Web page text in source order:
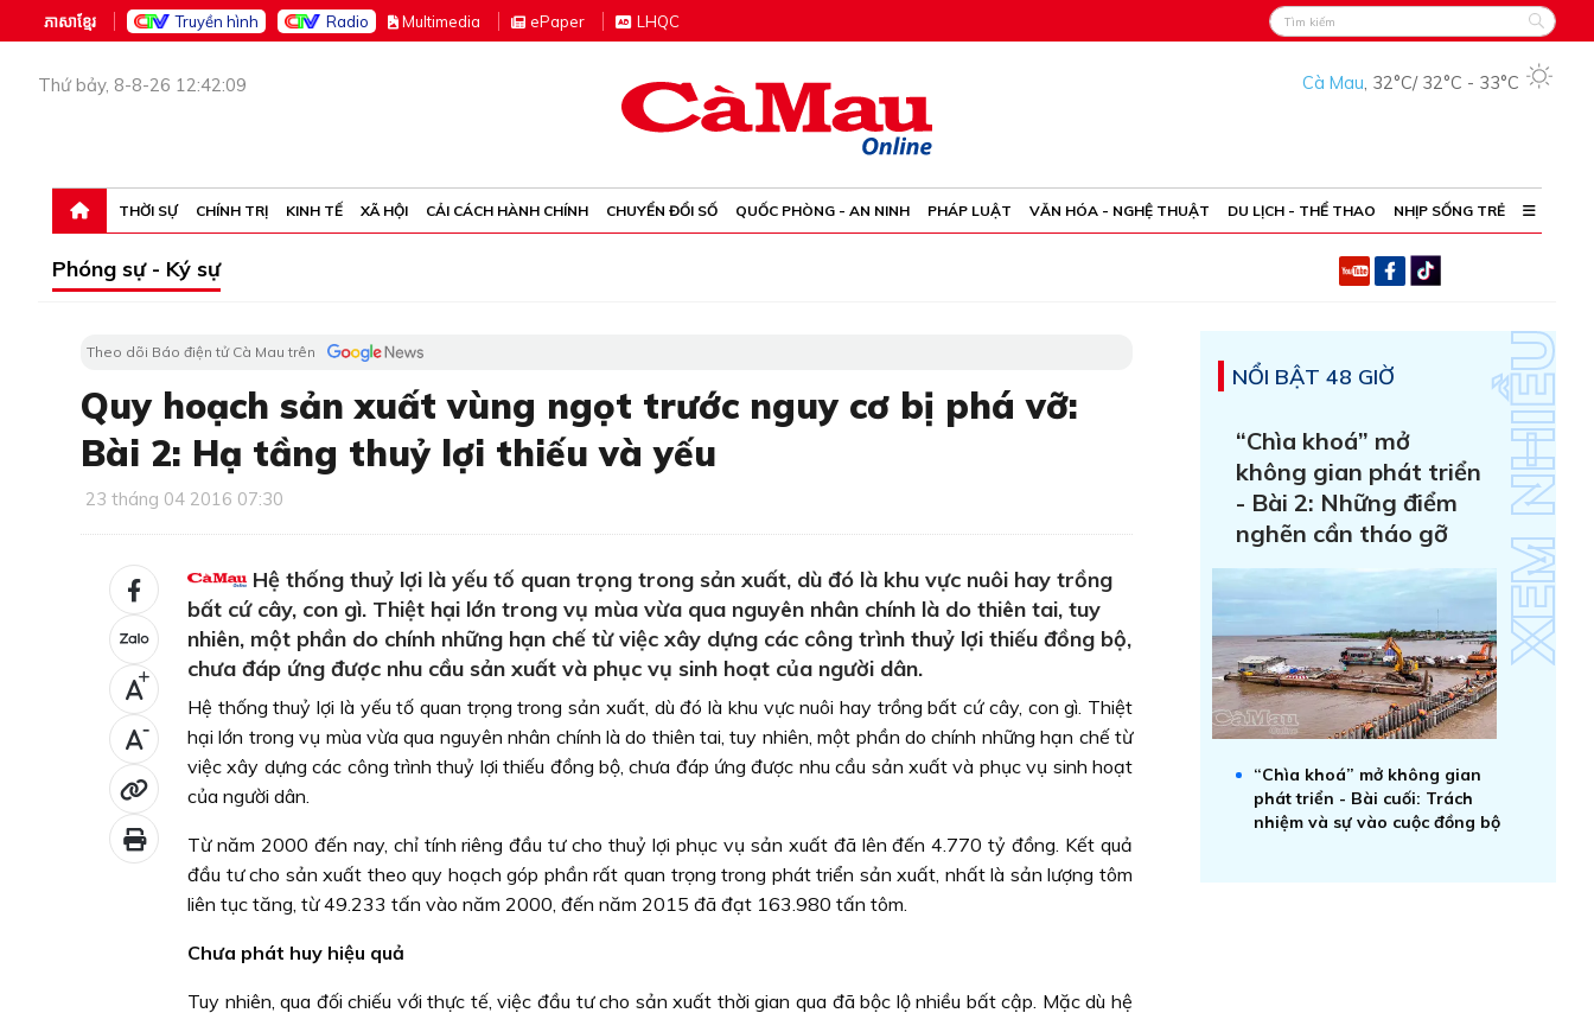
ភាសាខ្មែរ Truyền hình Radio Multimedia ePaper LHQC
Thứ bảy, 8-8-26 12:42:09 Cà Mau, 32°C/ 32°C - 33°C
THỜI SỰ CHÍNH TRỊ KINH TẾ XÃ HỘI CẢI CÁCH HÀNH CHÍNH CHUYỂN ĐỔI SỐ QUỐC PHÒNG - AN NINH PHÁP LUẬT VĂN HÓA - NGHỆ THUẬT DU LỊCH - THỂ THAO NHỊP SỐNG TRẺ
Phóng sự - Ký sự
Theo dõi Báo điện tử Cà Mau trên
Quy hoạch sản xuất vùng ngọt trước nguy cơ bị phá vỡ:
Bài 2:​ Hạ tầng thuỷ lợi thiếu và yếu
23 tháng 04 2016 07:30
+
-
Hệ thống thuỷ lợi là yếu tố quan trọng trong sản xuất, dù đó là khu vực nuôi hay trồng
bất cứ cây, con gì. Thiệt hại lớn trong vụ mùa vừa qua nguyên nhân chính là do thiên tai, tuy
nhiên, một phần do chính những hạn chế từ việc xây dựng các công trình thuỷ lợi thiếu đồng bộ,
chưa đáp ứng được nhu cầu sản xuất và phục vụ sinh hoạt của người dân.
Hệ thống thuỷ lợi là yếu tố quan trọng trong sản xuất, dù đó là khu vực nuôi hay trồng bất cứ cây, con gì. Thiệt
hại lớn trong vụ mùa vừa qua nguyên nhân chính là do thiên tai, tuy nhiên, một phần do chính những hạn chế từ
việc xây dựng các công trình thuỷ lợi thiếu đồng bộ, chưa đáp ứng được nhu cầu sản xuất và phục vụ sinh hoạt
của người dân.
Từ năm 2000 đến nay, chỉ tính riêng đầu tư cho thuỷ lợi phục vụ sản xuất đã lên đến 4.770 tỷ đồng. Kết quả
đầu tư cho sản xuất theo quy hoạch góp phần rất quan trọng trong phát triển sản xuất, nhất là sản lượng tôm
liên tục tăng, từ 49.233 tấn vào năm 2000, đến năm 2015 đã đạt 163.980 tấn tôm.
Chưa phát huy hiệu quả
Tuy nhiên, qua đối chiếu với thực tế, việc đầu tư cho sản xuất thời gian qua đã bộc lộ nhiều bất cập. Mặc dù hệ
NỔI BẬT 48 GIỜ
“Chìa khoá” mở
không gian phát triển
- Bài 2: Những điểm
nghẽn cần tháo gỡ
“Chìa khoá” mở không gian
phát triển - Bài cuối: Trách
nhiệm và sự vào cuộc đồng bộ